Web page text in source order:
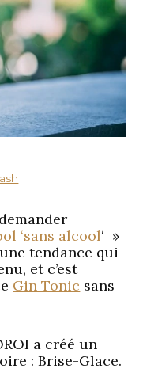
‘sans alcool‘ »
tendance qui
et c’est
Gin Tonic sans
a créé un
: Brise-Glace.